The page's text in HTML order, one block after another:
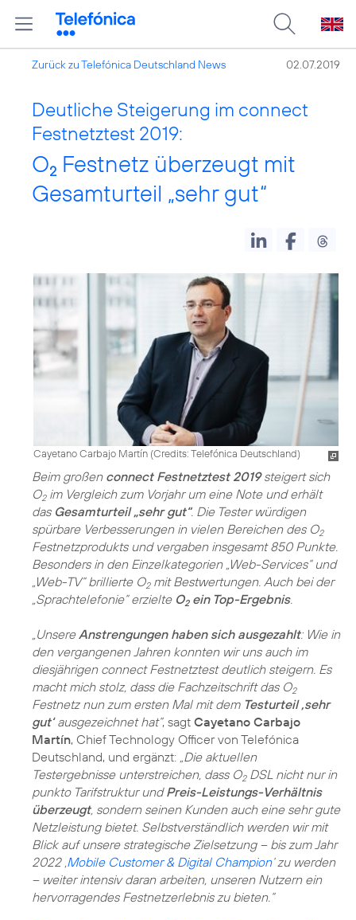
Zurück zu Telefónica Deutschland News 02.07.2019
Deutliche Steigerung im connect
Festnetztest 2019:
O2 Festnetz überzeugt mit
Gesamturteil „sehr gut“
Cayetano Carbajo Martín (Credits: Telefónica Deutschland)
Beim großen connect Festnetztest 2019steigert sich
O2im Vergleich zum Vorjahr um eine Note und erhält
das Gesamturteil „sehr gut“. Die Tester würdigen
spürbare Verbesserungen in vielen Bereichen des O2
Festnetzprodukts und vergaben insgesamt 850 Punkte.
Besonders in den Einzelkategorien „Web-Services“ und
„Web-TV“ brillierte O2mit Bestwertungen. Auch bei der
„Sprachtelefonie“ erzielte O2ein Top-Ergebnis.
„UnsereAnstrengungen haben sich ausgezahlt: Wie in
den vergangenen Jahren konnten wir uns auch im
diesjährigen connect Festnetztest deutlich steigern. Es
macht mich stolz, dass die Fachzeitschrift das O2
Festnetz nun zum ersten Mal mit dem Testurteil ‚sehr
gut‘ausgezeichnet hat“, sagt Cayetano Carbajo
Martín, Chief Technology Officer von Telefónica
Deutschland, und ergänzt: „Die aktuellen
Testergebnisse unterstreichen, dass O2DSL nicht nur in
punkto Tarifstruktur undPreis-Leistungs-Verhältnis
überzeugt, sondern seinen Kunden auch eine sehr gute
Netzleistung bietet. Selbstverständlich werden wir mit
Blick auf unsere strategische Zielsetzung – bis zum Jahr
2022 ‚ Mobile Customer & Digital Champion‘ zu werden
– weiter intensiv daran arbeiten, unseren Nutzern ein
hervorragendes Festnetzerlebnis zu bieten.“